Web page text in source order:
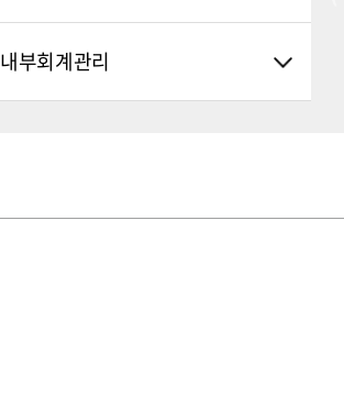
내부회계관리